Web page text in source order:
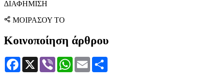
ΔΙΑΦΗΜΙΣΗ
ΜΟΙΡΑΣΟΥ ΤΟ
Κοινοποίηση άρθρου
Facebook
X Viber WhatsApp
Email